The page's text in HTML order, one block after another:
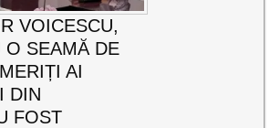
VOICESCU,
O SEAMĂ DE
AI
DIN
FOST